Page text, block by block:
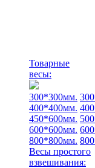
Товарные
весы:
300*300мм.
400*400мм.
450*600мм.
600*600мм.
800*800мм.
Весы простого
взвешивания: